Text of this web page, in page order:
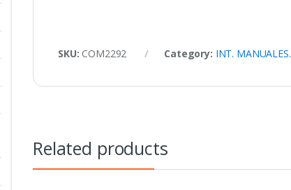
SKU: COM2292 Category: INT. MANUALES.
Related products